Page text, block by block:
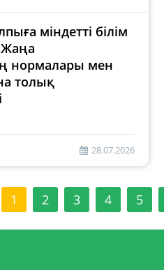
міндетті білім
Жаңа
нормалары мен
толық
28.07.2026
1 2 3 4 5